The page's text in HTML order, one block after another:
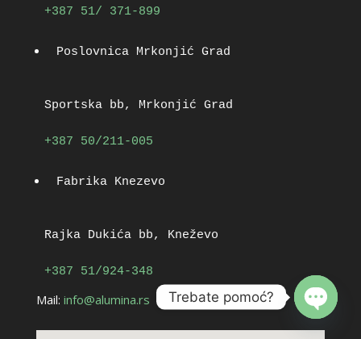
+387 51/ 371-899
Poslovnica Mrkonjić Grad
Sportska bb, Mrkonjić Grad
+387 50/211-005
Fabrika Knezevo
Rajka Dukića bb, Kneževo
+387 51/924-348
Mail: info@alumina.rs Trebate pomoć?